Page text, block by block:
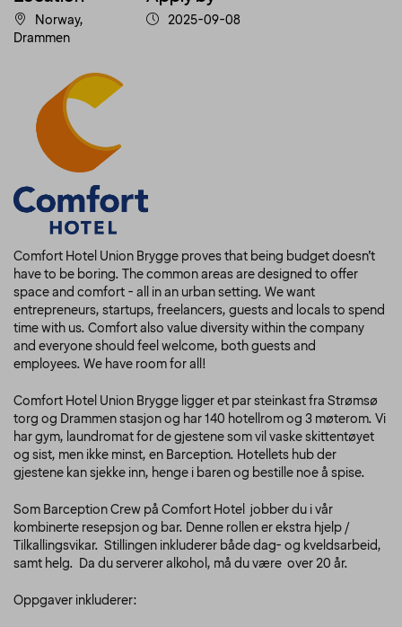
Norway,
Drammen
2025-09-08
Comfort Hotel Union Brygge proves that being budget doesn’t
have to be boring. The common areas are designed to offer
space and comfort - all in an urban setting. We want
entrepreneurs, startups, freelancers, guests and locals to spend
time with us. Comfort also value diversity within the company
and everyone should feel welcome, both guests and
employees. We have room for all!
Comfort Hotel Union Brygge ligger et par steinkast fra Strømsø
torg og Drammen stasjon og har 140 hotellrom og 3 møterom. Vi
har gym, laundromat for de gjestene som vil vaske skittentøyet
og sist, men ikke minst, en Barception. Hotellets hub der
gjestene kan sjekke inn, henge i baren og bestille noe å spise.
Som Barception Crew på Comfort Hotel jobber du i vår
kombinerte resepsjon og bar. Denne rollen er ekstra hjelp /
Tilkallingsvikar. Stillingen inkluderer både dag- og kveldsarbeid,
samt helg. Da du serverer alkohol, må du være over 20 år.
Oppgaver inkluderer: